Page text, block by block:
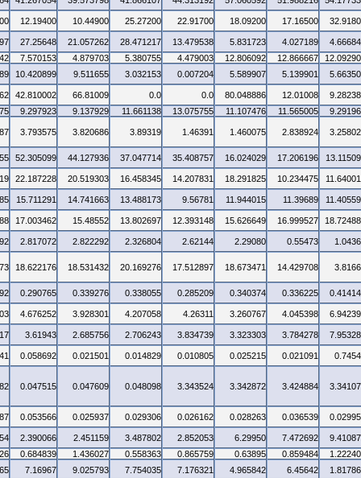
12.19400 10.44900 25.27200 22.91700 18.09200 17.16500
27.25648 21.057262 28.471217 13.479538 5.831723 4.027189
7.570153 4.879703 5.380755 4.479003 12.806092 12.866667
10.420899 9.511655 3.032153 0.007204 5.589907 5.139901
42.810002 66.81009 0.0 0.0 80.048886 12.01008
9.297923 9.137929 11.661138 13.075755 11.107476 11.565005
3.793575 3.820686 3.89319 1.46391 1.460075 2.838924
52.305099 44.127936 37.047714 35.408757 16.024029 17.206196
22.187228 20.519303 16.458345 14.207831 18.291825 10.234475
15.711291 14.741663 13.488173 9.56781 11.944015 11.39689
17.003462 15.48552 13.802697 12.393148 15.626649 16.999527
2.817072 2.822292 2.326804 2.62144 2.29080 0.55473
18.622176 18.531432 20.169276 17.512897 18.673471 14.429708
0.290765 0.339276 0.338055 0.285209 0.340374 0.336225
4.676252 3.928301 4.207058 4.26311 3.260767 4.045398
3.61943 2.685756 2.706243 3.834739 3.323303 3.784278
0.058692 0.021501 0.014829 0.010805 0.025215 0.021091
0.047515 0.047609 0.048098 3.343524 3.342872 3.424884
0.053566 0.025937 0.029306 0.026162 0.028263 0.036539
2.390066 2.451159 3.487802 2.852053 6.29950 7.472692
0.684839 1.436027 0.558363 0.865759 0.63895 0.859484
7.16967 9.025793 7.754035 7.176321 4.965842 6.45642